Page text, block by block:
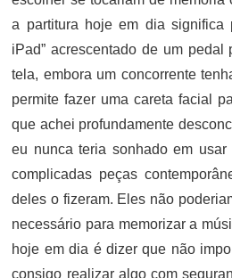
a partitura hoje em dia significa
iPad” acrescentado de um
tela, embora um concorrente
permite fazer uma careta facial
que achei profundamente
eu nunca teria sonhado em usar
complicadas peças
deles o fizeram. Eles não
necessário para memorizar a
hoje em dia é dizer que não
consigo realizar algo com